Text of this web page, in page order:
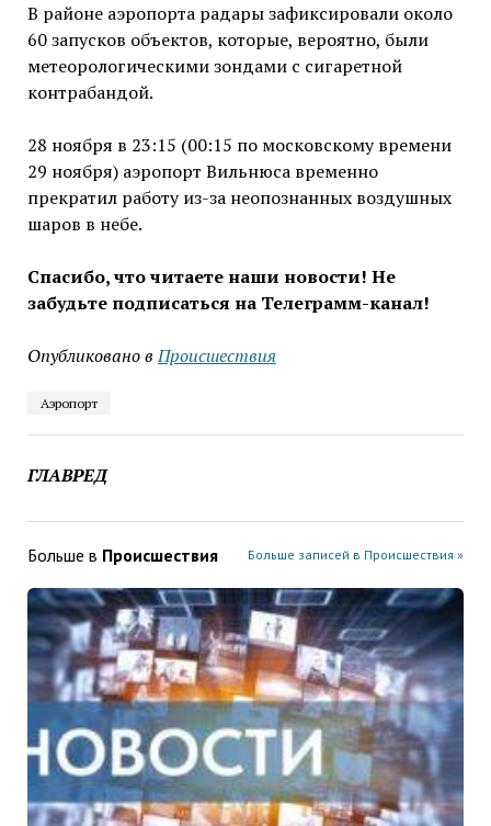
В районе аэропорта радары зафиксировали около
60 запусков объектов, которые, вероятно, были
метеорологическими зондами с сигаретной
контрабандой.
28 ноября в 23:15 (00:15 по московскому времени
29 ноября) аэропорт Вильнюса временно
прекратил работу из-за неопознанных воздушных
шаров в небе.
Спасибо, что читаете наши новости! Не
забудьте подписаться на Телеграмм-канал!
Опубликовано в Проиcшествия
Аэропорт
ГЛАВРЕД
Больше в Проиcшествия Больше записей в Проиcшествия »